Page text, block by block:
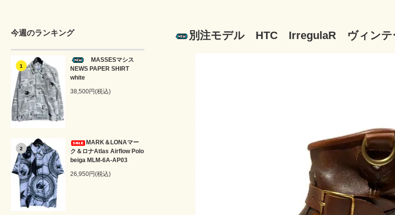
今週のランキング
1
MASSESマシス
NEWS PAPER SHIRT
white
38,500円(税込)
2
MARK＆LONAマー
ク＆ロナAtlas Airflow Polo
beiga MLM-6A-AP03
26,950円(税込)
別注モデル HTC IrregulaR ヴィンテ